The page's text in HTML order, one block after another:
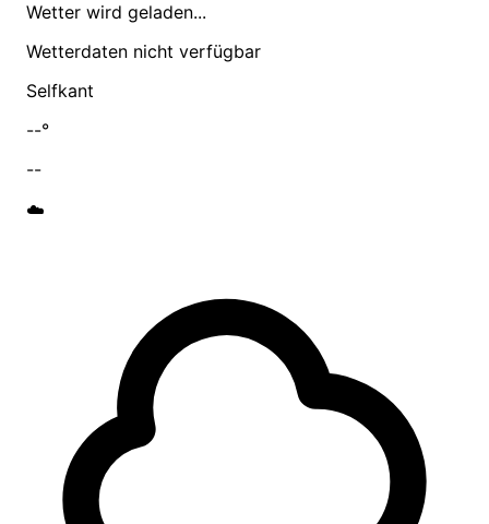
Wetter wird geladen...
Wetterdaten nicht verfügbar
Selfkant
--°
--
☁️